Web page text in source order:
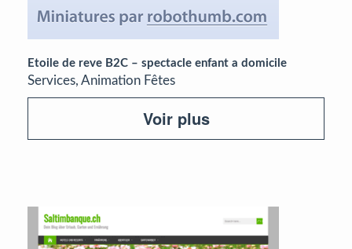
Etoile de reve B2C – spectacle enfant a domicile
Services, Animation Fêtes
Voir plus